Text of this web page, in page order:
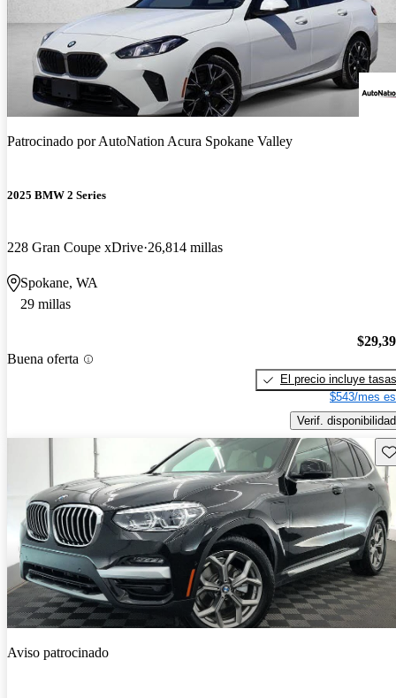
Patrocinado porAutoNation Acura Spokane Valley
2025 BMW 2 Series
228 Gran Coupe xDrive 26,814 millas
Spokane, WA
29 millas
Buena oferta
El precio incluye tasas
$543/mes
Verif. disponibilidad
Aviso patrocinado